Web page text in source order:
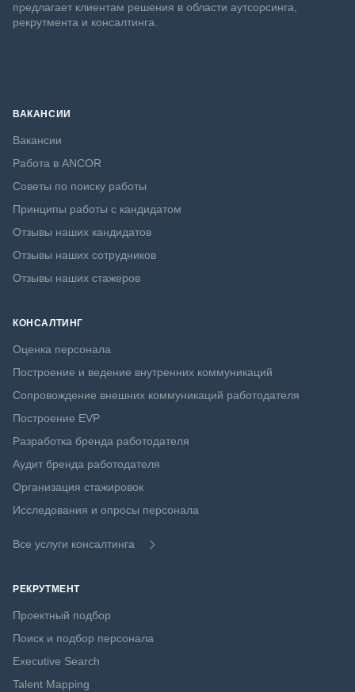
предлагает клиентам решения в области аутсорсинга,
рекрутмента и консалтинга.
ВАКАНСИИ
Вакансии
Работа в ANCOR
Советы по поиску работы
Принципы работы с кандидатом
Отзывы наших кандидатов
Отзывы наших сотрудников
Отзывы наших стажеров
КОНСАЛТИНГ
Оценка персонала
Построение и ведение внутренних коммуникаций
Сопровождение внешних коммуникаций работодателя
Построение EVP
Разработка бренда работодателя
Аудит бренда работодателя
Организация стажировок
Исследования и опросы персонала
Все услуги консалтинга
РЕКРУТМЕНТ
Проектный подбор
Поиск и подбор персонала
Executive Search
Talent Mapping